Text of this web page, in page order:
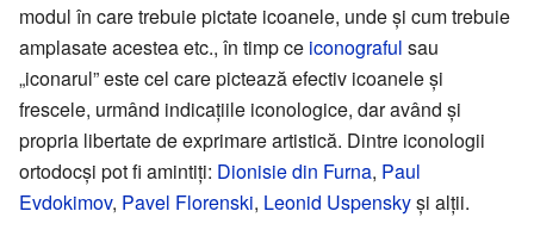
modul în care trebuie pictate icoanele, unde și cum trebuie
amplasate acestea etc., în timp ce iconograful sau
„iconarul” este cel care pictează efectiv icoanele și
frescele, urmând indicațiile iconologice, dar având și
propria libertate de exprimare artistică. Dintre iconologii
ortodocși pot fi amintiți: Dionisie din Furna, Paul
Evdokimov, Pavel Florenski, Leonid Uspenskyși alții.